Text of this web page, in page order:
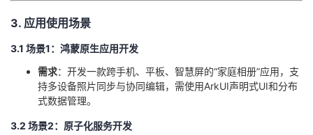
我
程
认
的
我
的
技
支
我
的
声
​3. 应用使用场景​
​3.1 场景1：鸿蒙原生应用开发​
​需求​​：开发一款跨手机、平板、智慧屏的“家庭相册”应用，支
持多设备照片同步与协同编辑，需使用ArkUI声明式UI和分布
式数据管理。
​3.2 场景2：原子化服务开发​